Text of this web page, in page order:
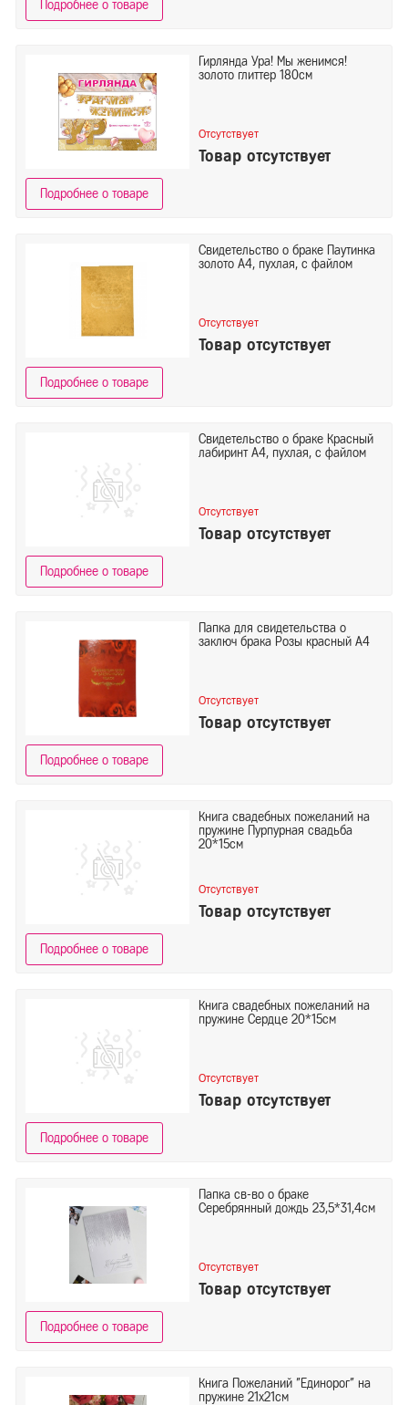
Подробнее о товаре
Гирлянда Ура! Мы женимся!
золото глиттер 180см
Отсутствует
Товар отсутствует
Подробнее о товаре
Свидетельство о браке Паутинка
золото А4, пухлая, с файлом
Отсутствует
Товар отсутствует
Подробнее о товаре
Свидетельство о браке Красный
лабиринт А4, пухлая, с файлом
Отсутствует
Товар отсутствует
Подробнее о товаре
Папка для свидетельства о
заключ брака Розы красный А4
Отсутствует
Товар отсутствует
Подробнее о товаре
Книга свадебных пожеланий на
пружине Пурпурная свадьба
20*15см
Отсутствует
Товар отсутствует
Подробнее о товаре
Книга свадебных пожеланий на
пружине Сердце 20*15см
Отсутствует
Товар отсутствует
Подробнее о товаре
Папка св-во о браке
Серебрянный дождь 23,5*31,4см
Отсутствует
Товар отсутствует
Подробнее о товаре
Книга Пожеланий "Единорог" на
пружине 21х21см